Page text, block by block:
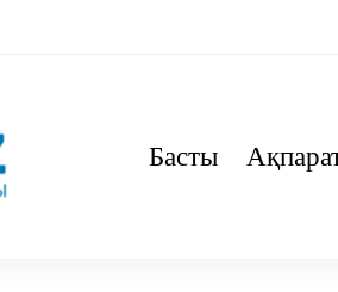
Басты